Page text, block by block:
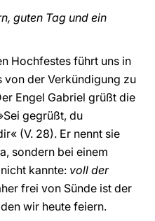
guten Tag und ein
Hochfestes führt uns in
von der Verkündigung zu
Engel Gabriel grüßt die
gegrüßt, du
(V. 28). Er nennt sie
sondern bei einem
kannte: voll der
frei von Sünde ist der
wir heute feiern.